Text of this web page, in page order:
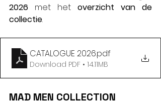
2026 met het overzicht van de
collectie.
CATALOGUE 2026.pdf
Download PDF • 14.11MB
MAD MEN COLLECTION